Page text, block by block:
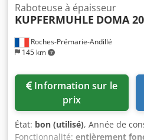
Roches-Prémarie-Andillé
145 km
Raboteuse à épaisseur
KUPFERMUHLE DOMA
prix
État: bon (utilisé), Année de
Fonctionnalité: entièrement